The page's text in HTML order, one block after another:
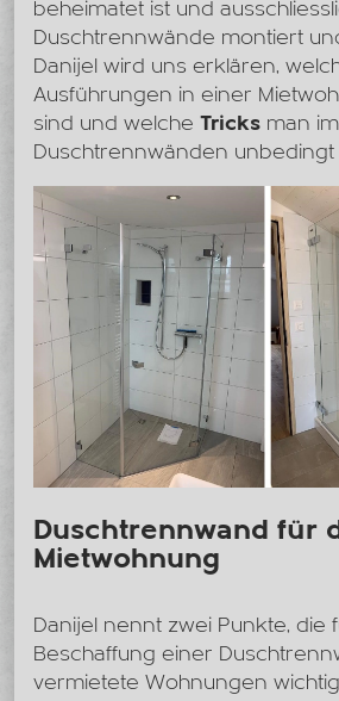
beheimatet ist und
Duschtrennwände montiert
Danijel wird uns erklären,
Ausführungen in einer
sind und welche Tricks man
Duschtrennwänden unbedingt
Duschtrennwand für
Mietwohnung
Danijel nennt zwei Punkte, die
Beschaffung einer
vermietete Wohnungen